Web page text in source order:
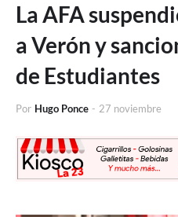
La AFA
a Verón y
de Estudiantes
Por Hugo Ponce - 27 noviembre